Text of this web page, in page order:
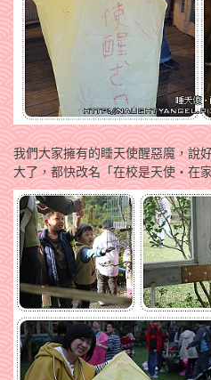
我們大家擁有的睡天使醒惡魔，說
大了，都快改名「在校是天使‧在